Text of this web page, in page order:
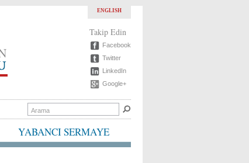
ENGLISH
YABANCI SERMAYE
Takip Edin
Facebook
Twitter
LinkedIn
Google+